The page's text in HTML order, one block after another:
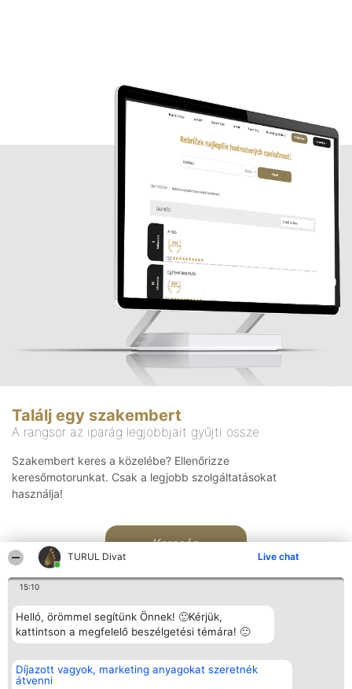
TURUL Divat Live chat
15:10
Helló, örömmel segítünk Önnek! 🙂Kérjük,
kattintson a megfelelő beszélgetési témára! 🙂
Díjazott vagyok, marketing anyagokat szeretnék
átvenni
Találj egy szakembert
A rangsor az iparág legjobbjait gyűjti össze
Szakembert keres a közelébe? Ellenőrizze
keresőmotorunkat. Csak a legjobb szolgáltatásokat
használja!
Keresés
Rangsorszervező
SC Beautiful Company S.R.L.
Bulevardul Aleea Timișul De
Népszavazás
Nyertesek
Elérhetőség
Elérhetőség